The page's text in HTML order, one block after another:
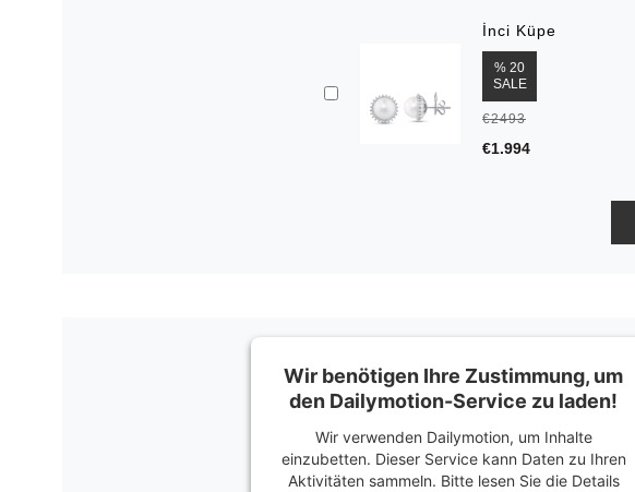
İnci Küpe
% 20
SALE
€2493
€1.994
Wir benötigen Ihre Zustimmung, um
den Dailymotion-Service zu laden!
Wir verwenden Dailymotion, um Inhalte
einzubetten. Dieser Service kann Daten zu Ihren
Aktivitäten sammeln. Bitte lesen Sie die Details